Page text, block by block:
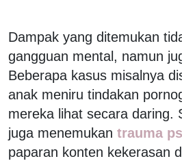
Dampak yang ditemukan
gangguan mental, namun
Beberapa kasus misalnya
anak meniru tindakan
mereka lihat secara daring.
juga menemukan trauma
paparan konten kekerasan